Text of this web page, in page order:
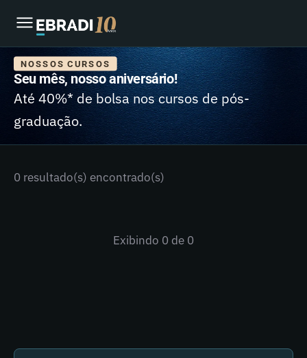
NOSSOS CURSOS
Seu mês, nosso aniversário!
Até 40%* de bolsa nos cursos de pós-
graduação.
0 resultado(s) encontrado(s)
Exibindo 0 de 0